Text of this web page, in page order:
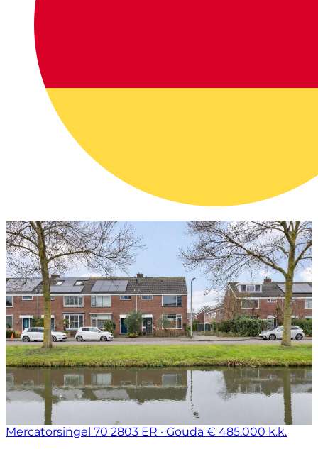
Mercatorsingel 70 2803 ER · Gouda € 485.000 k.k.